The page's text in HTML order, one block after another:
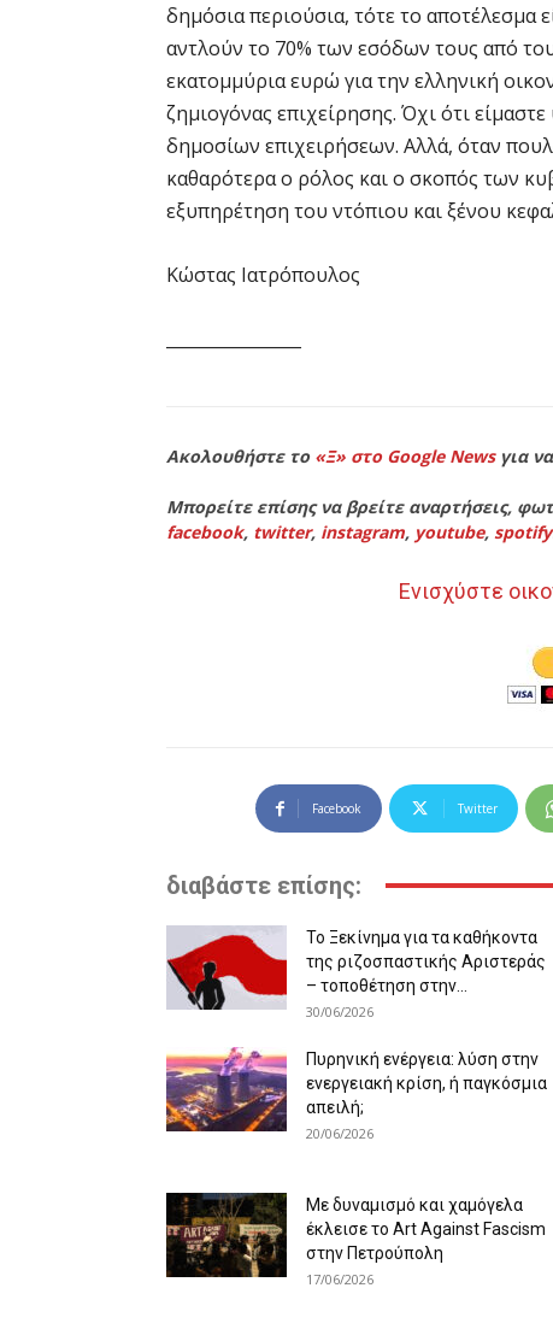
δημόσια περιούσια, τότε το αποτέλεσμα
αντλούν το 70% των εσόδων τους από
εκατομμύρια ευρώ για την ελληνική
ζημιογόνας επιχείρησης. Όχι ότι
δημοσίων επιχειρήσεων. Αλλά, όταν
καθαρότερα ο ρόλος και ο σκοπός των
εξυπηρέτηση του ντόπιου και ξένου
Κώστας Ιατρόπουλος
Ακολουθήστε το «Ξ» στο Google Newsγια
Μπορείτε επίσης να βρείτε αναρτήσεις,
facebook, twitter, instagram, youtube, spotify
Ενισχύστε
Facebook Twitter
διαβάστε επίσης:
Το Ξεκίνημα για τα καθήκοντα
της ριζοσπαστικής Αριστεράς
– τοποθέτηση στην...
30/06/2026
Πυρηνική ενέργεια: λύση στην
ενεργειακή κρίση, ή παγκόσμια
απειλή;
20/06/2026
Με δυναμισμό και χαμόγελα
έκλεισε το Art Against Fascism
στην Πετρούπολη
17/06/2026